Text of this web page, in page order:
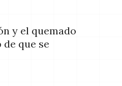
y el quemado
de que se